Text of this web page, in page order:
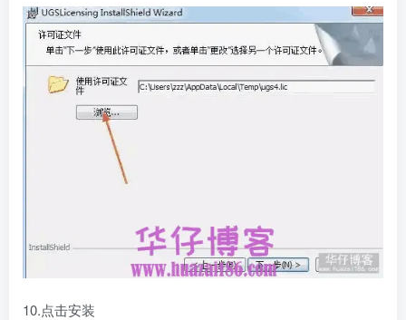
10.点击安装